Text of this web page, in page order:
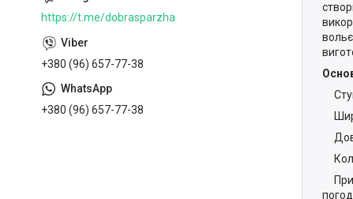
https://t.me/dobrasparzha
+380 (96) 657-77-38
+380 (96) 657-77-38